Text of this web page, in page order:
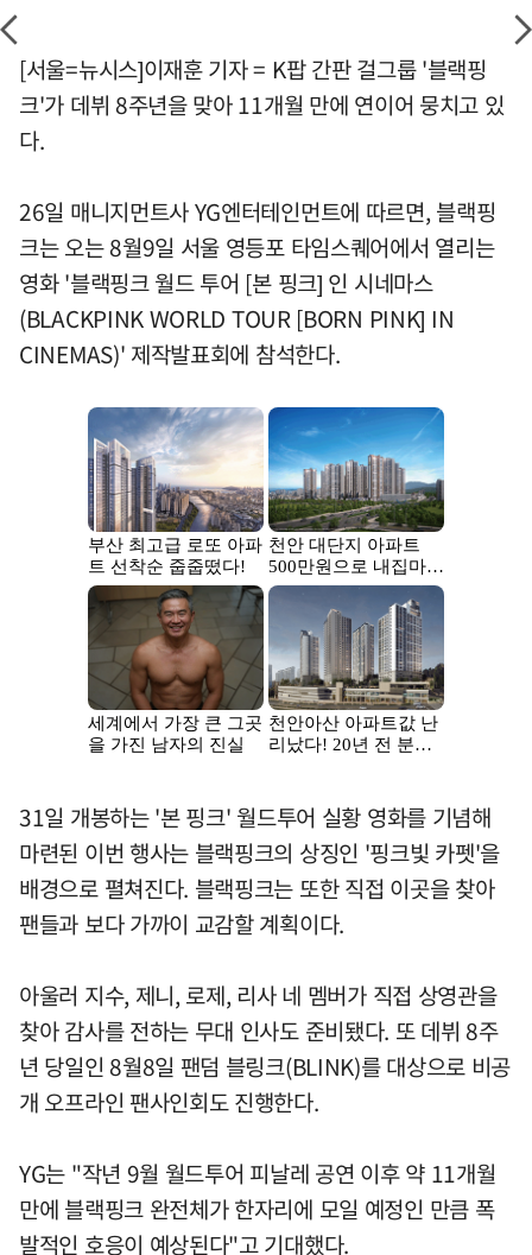
[서울=뉴시스]이재훈 기자 = K팝 간판 걸그룹 '블랙핑
크'가 데뷔 8주년을 맞아 11개월 만에 연이어 뭉치고 있
다.
26일 매니지먼트사 YG엔터테인먼트에 따르면, 블랙핑
크는 오는 8월9일 서울 영등포 타임스퀘어에서 열리는
영화 '블랙핑크 월드 투어 [본 핑크] 인 시네마스
(BLACKPINK WORLD TOUR [BORN PINK] IN
CINEMAS)' 제작발표회에 참석한다.
31일 개봉하는 '본 핑크' 월드투어 실황 영화를 기념해
마련된 이번 행사는 블랙핑크의 상징인 '핑크빛 카펫'을
배경으로 펼쳐진다. 블랙핑크는 또한 직접 이곳을 찾아
팬들과 보다 가까이 교감할 계획이다.
아울러 지수, 제니, 로제, 리사 네 멤버가 직접 상영관을
찾아 감사를 전하는 무대 인사도 준비됐다. 또 데뷔 8주
년 당일인 8월8일 팬덤 블링크(BLINK)를 대상으로 비공
개 오프라인 팬사인회도 진행한다.
YG는 "작년 9월 월드투어 피날레 공연 이후 약 11개월
만에 블랙핑크 완전체가 한자리에 모일 예정인 만큼 폭
발적인 호응이 예상된다"고 기대했다.